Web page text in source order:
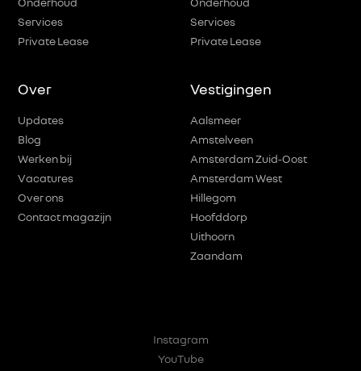
Services
Private Lease
Services
Private Lease
Over
Updates
Blog
Werken bij
Vacatures
Over ons
Contact magazijn
Vestigingen
Aalsmeer
Amstelveen
Amsterdam Zuid-Oost
Amsterdam West
Hillegom
Hoofddorp
Uithoorn
Zaandam
Instagram
YouTube